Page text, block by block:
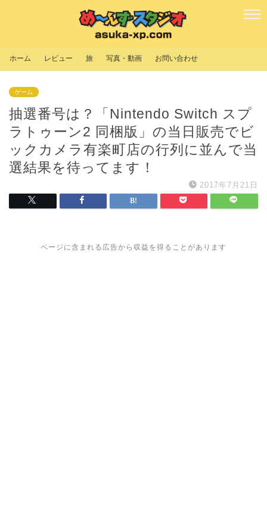
ホーム レビュー 旅 写真・動画 お問い合わせ
ゲーム
抽選番号は？「Nintendo Switch スプ
ラトゥーン2 同梱版」の当日販売でビ
ックカメラ有楽町店の行列に並んで当
選結果を待ってます！
2017年7月21日
ページに含まれる広告から収益を得ることがあります